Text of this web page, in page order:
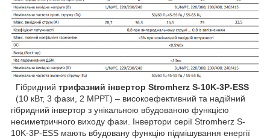
Гібридний трифазний інвертор Stromherz S-10K-3Р-ESS
(10 кВт, 3 фази, 2 МРРТ) – високоефективний та надійний
гібридний інвертор з унікальною вбудованою функцією
несиметричного виходу фази. Інвертори серії Stromherz S-
10K-3Р-ESS мають вбудовану функцію підмішування енергії